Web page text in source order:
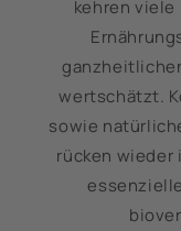
kehren
wertschätzt.
sowie
rücken wieder